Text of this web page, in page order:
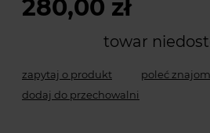
280,00 zł
towar
zapytaj o produkt poleć
dodaj do przechowalni